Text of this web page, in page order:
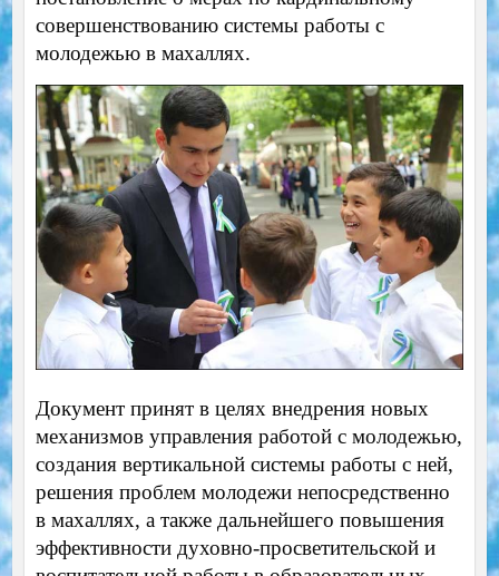
совершенствованию системы работы с
молодежью в махаллях.
Документ принят в целях внедрения новых
механизмов управления работой с молодежью,
создания вертикальной системы работы с ней,
решения проблем молодежи непосредственно
в махаллях, а также дальнейшего повышения
эффективности духовно-просветительской и